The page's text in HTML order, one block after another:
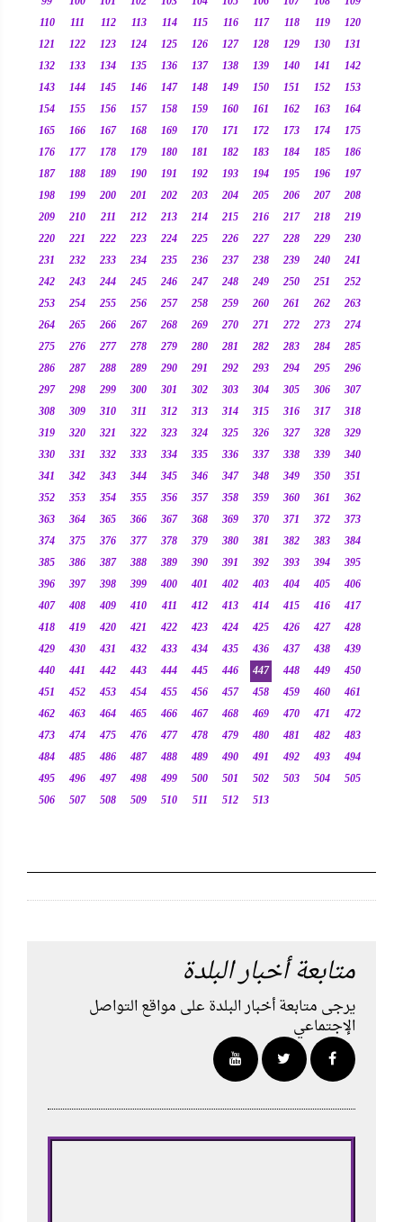
110
111 112 113 114 115 116 117 118 119
120
121
122 123 124 125 126 127 128 129 130
131
132
133 134 135 136 137 138 139 140 141
142
143
144 145 146 147 148 149 150 151 152
153
154
155 156 157 158 159 160 161 162 163
164
165
166 167 168 169 170 171 172 173 174
175
176
177 178 179 180 181 182 183 184 185
186
187
188 189 190 191 192 193 194 195 196
197
198
199 200 201 202 203 204 205 206 207
208
209
210 211 212 213 214 215 216 217 218
219
220
221 222 223 224 225 226 227 228 229
230
231
232 233 234 235 236 237 238 239 240
241
242
243 244 245 246 247 248 249 250 251
252
253
254 255 256 257 258 259 260 261 262
263
264
265 266 267 268 269 270 271 272 273
274
275
276 277 278 279 280 281 282 283 284
285
286
287 288 289 290 291 292 293 294 295
296
297
298 299 300 301 302 303 304 305 306
307
308
309 310 311 312 313 314 315 316 317
318
319
320 321 322 323 324 325 326 327 328
329
330
331 332 333 334 335 336 337 338 339
340
341
342 343 344 345 346 347 348 349 350
351
352
353 354 355 356 357 358 359 360 361
362
363
364 365 366 367 368 369 370 371 372
373
374
375 376 377 378 379 380 381 382 383
384
385
386 387 388 389 390 391 392 393 394
395
396
397 398 399 400 401 402 403 404 405
406
407
408 409 410 411 412 413 414 415 416
417
418
419 420 421 422 423 424 425 426 427
428
429
430 431 432 433 434 435 436 437 438
439
440
441 442 443 444 445 446 447 448 449
450
451
452 453 454 455 456 457 458 459 460
461
462
463 464 465 466 467 468 469 470 471
472
473
474 475 476 477 478 479 480 481 482
483
484
485 486 487 488 489 490 491 492 493
494
495
496 497 498 499 500 501 502 503 504
505
506
507 508 509 510 511 512 513
متابعة أخبار البلدة
يرجى متابعة أخبار البلدة على مواقع التواصل
الإجتماعي